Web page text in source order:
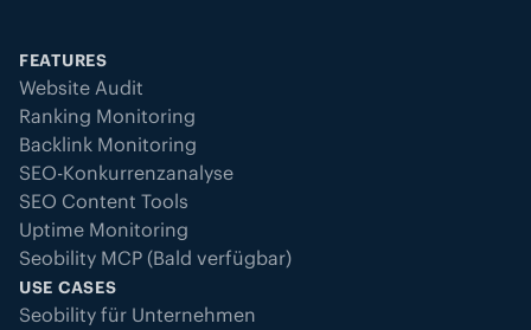
FEATURES
Website Audit
Ranking Monitoring
Backlink Monitoring
SEO-Konkurrenzanalyse
SEO Content Tools
Uptime Monitoring
Seobility MCP (Bald verfügbar)
USE CASES
Seobility für Unternehmen